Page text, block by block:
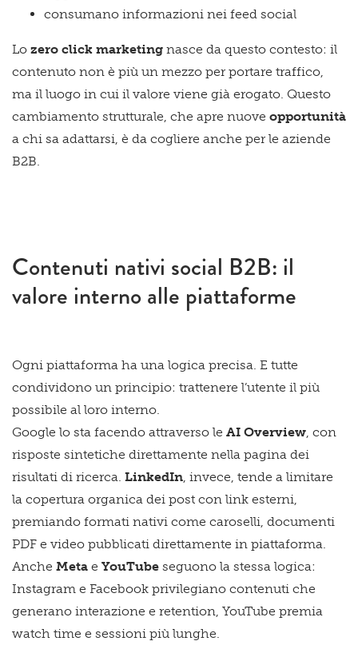
consumano informazioni nei feed social
Lo zero click marketing nasce da questo contesto: il
contenuto non è più un mezzo per portare traffico,
ma il luogo in cui il valore viene già erogato. Questo
cambiamento strutturale, che apre nuove opportunità
a chi sa adattarsi, è da cogliere anche per le aziende
B2B.
Contenuti nativi social B2B: il
valore interno alle piattaforme
Ogni piattaforma ha una logica precisa. E tutte
condividono un principio: trattenere l’utente il più
possibile al loro interno.
Google lo sta facendo attraverso le AI Overview , con
risposte sintetiche direttamente nella pagina dei
risultati di ricerca. LinkedIn , invece, tende a limitare
la copertura organica dei post con link esterni,
premiando formati nativi come caroselli, documenti
PDF e video pubblicati direttamente in piattaforma.
Anche Meta e YouTube seguono la stessa logica:
Instagram e Facebook privilegiano contenuti che
generano interazione e retention, YouTube premia
watch time e sessioni più lunghe.